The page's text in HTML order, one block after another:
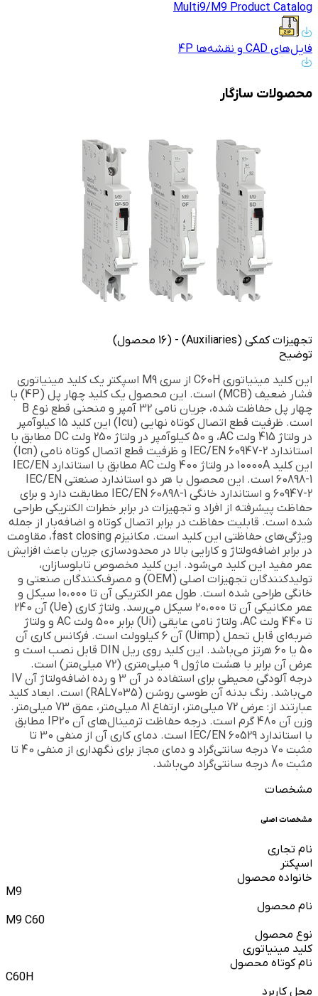
Multi9/M9 Product Catalog
فایل‌های CAD و نقشه‌ها 4P
محصولات سازگار
تجهیزات کمکی (Auxiliaries) - (16 محصول)
توضیح
این کلید مینیاتوری C60H از سری M9 اسپکتر یک کلید مینیاتوری
فشار ضعیف (MCB) است. این محصول یک کلید چهار پل (4P) با
چهار پل حفاظت شده، جریان نامی 32 آمپر و منحنی قطع نوع B
است. ظرفیت قطع اتصال کوتاه نهایی (Icu) این کلید 15 کیلوآمپر
در ولتاژ 415 ولت AC، و 50 کیلوآمپر در ولتاژ 250 ولت DC مطابق با
استاندارد IEC/EN 60947-2 و ظرفیت قطع اتصال کوتاه نامی (Icn)
این کلید 10000A در ولتاژ 400 ولت AC مطابق با استاندارد IEC/EN
60898-1 است. این محصول با هر دو استاندارد صنعتی IEC/EN
60947-2 و استاندارد خانگی IEC/EN 60898-1 مطابقت دارد و برای
حفاظت پیشرفته از افراد و تجهیزات در برابر خطرات الکتریکی طراحی
شده است. قابلیت حفاظت در برابر اتصال کوتاه و اضافه‌بار از جمله
ویژگی‌های حفاظتی این کلید است. مکانیزم fast closing، مقاومت
در برابر اضافه‌ولتاژ و کارایی بالا در محدودسازی جریان باعث افزایش
عمر مفید این کلید می‌شود. این کلید مخصوص تابلوسازان،
تولیدکنندگان تجهیزات اصلی (OEM) و مصرف‌کنندگان صنعتی و
خانگی طراحی شده است. طول عمر الکتریکی آن تا 10،000 سیکل و
عمر مکانیکی آن تا 20،000 سیکل می‌رسد. ولتاژ کاری (Ue) آن 240
تا 440 ولت AC، ولتاژ نامی عایقی (Ui) برابر 500 ولت AC و ولتاژ
ضربه‌ای قابل تحمل (Uimp) آن 6 کیلوولت است. فرکانس کاری آن
50 یا 60 هرتز می‌باشد. این کلید روی ریل DIN قابل نصب است و
عرض آن برابر با هشت ماژول 9 میلی‌متری (72 میلی‌متر) است.
درجه آلودگی محیطی برای استفاده در آن 3 و رده اضافه‌ولتاژ آن IV
می‌باشد. رنگ بدنه آن طوسی روشن (RAL7035) است. ابعاد کلید
عبارتند از: عرض 72 میلی‌متر، ارتفاع 81 میلی‌متر، عمق 73 میلی‌متر.
وزن آن 480 گرم است. درجه حفاظت ترمینال‌های آن IP20 مطابق
با استاندارد IEC/EN 60529 است. دمای کاری آن از منفی 30 تا
مثبت 70 درجه سانتی‌گراد و دمای مجاز برای نگهداری از منفی 40 تا
مثبت 80 درجه سانتی‌گراد می‌باشد.
مشخصات
مشخصات اصلی
نام تجاری
اسپکتر
خانواده محصول
M9
نام محصول
M9 C60
نوع محصول
کلید مینیاتوری
نام کوتاه محصول
C60H
محل کاربرد